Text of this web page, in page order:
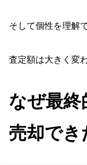
そして個性を理解
査定額は大きく変
なぜ最終
売却でき